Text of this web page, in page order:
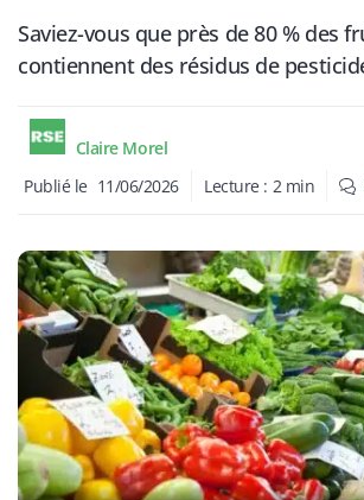
Saviez-vous que près de 80 % des
contiennent des résidus de
Claire Morel
Publié le 11/06/2026 Lecture : 2 min